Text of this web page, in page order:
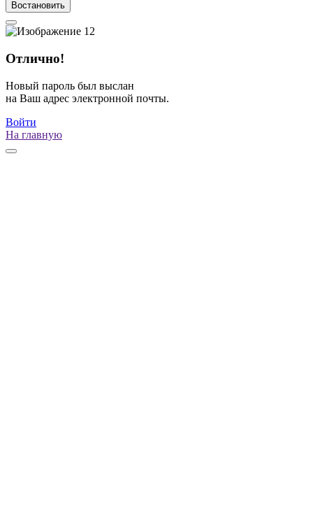
Востановить
Отлично!
Новый пароль был выслан
на Ваш адрес электронной почты.
Войти
На главную